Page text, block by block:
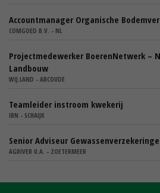
Accountmanager Organische
COMGOED B.V. - NL
Projectmedewerker BoerenNetwerk –
Landbouw
WIJ.LAND - ABCOUDE
Teamleider instroom kwekerij
IBN - SCHAIJK
Senior Adviseur
AGRIVER U.A. - ZOETERMEER